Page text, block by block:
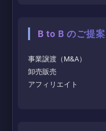
B to B のご提案
事業譲渡（M&A）
卸売販売
アフィリエイト